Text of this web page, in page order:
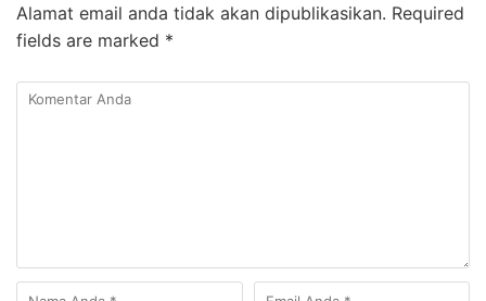
Alamat email anda tidak akan dipublikasikan. Required
fields are marked *